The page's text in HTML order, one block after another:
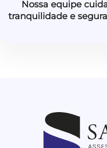
Nossa equipe
tranquilidade e